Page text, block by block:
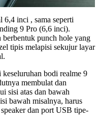
6,4 inci , sama seperti
9 Pro (6,6 inci).
berbentuk punch hole yang
tipis melapisi sekujur layar
bodi realme 9
membulat dan
sisi atas dan bawah
bawah misalnya, harus
dan port USB tipe-